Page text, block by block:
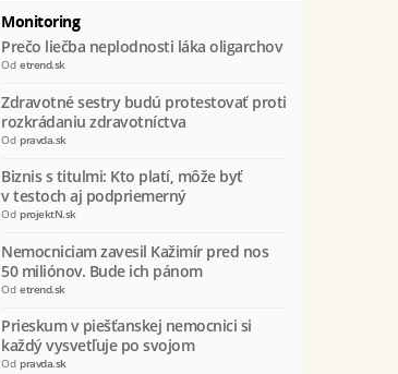
Monitoring
Prečo liečba neplodnosti láka oligarchov
Odetrend.sk
Zdravotné sestry budú protestovať proti
rozkrádaniu zdravotníctva
Odpravda.sk
Biznis s titulmi: Kto platí, môže byť
v testoch aj podpriemerný
OdprojektN.sk
Nemocniciam zavesil Kažimír pred nos
50 miliónov. Bude ich pánom
Odetrend.sk
Prieskum v piešťanskej nemocnici si
každý vysvetľuje po svojom
Odpravda.sk